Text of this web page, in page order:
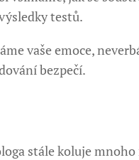
testů.
vaše emoce,
bezpečí.
stále koluje